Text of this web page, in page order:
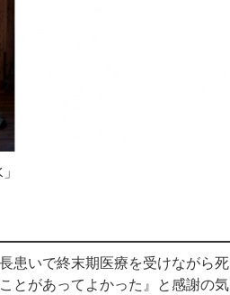
患いで終末期医療を受けながら死
とがあってよかった』と感謝の気